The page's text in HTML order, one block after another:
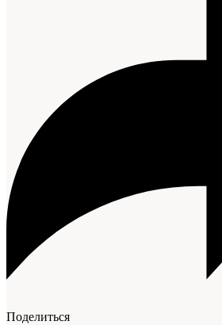
Поделиться